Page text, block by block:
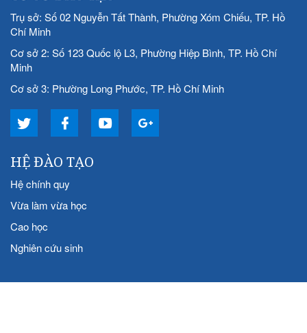
Trụ sở: Số 02 Nguyễn Tất Thành, Phường Xóm Chiếu, TP. Hồ
Chí Minh
Cơ sở 2: Số 123 Quốc lộ L3, Phường Hiệp Bình, TP. Hồ Chí
Minh
Cơ sở 3: Phường Long Phước, TP. Hồ Chí Minh
HỆ ĐÀO TẠO
Hệ chính quy
Vừa làm vừa học
Cao học
Nghiên cứu sinh